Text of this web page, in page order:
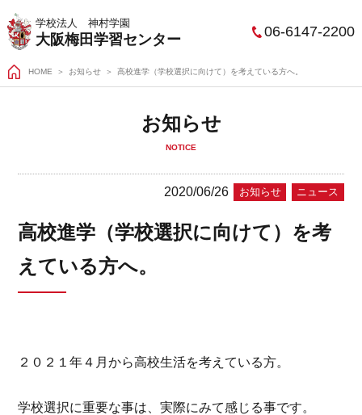
学校法人 神村学園
大阪梅田学習センター 06-6147-2200
HOME ＞ お知らせ 高校進学（学校選択に向けて）を考えている方へ。
お知らせ
NOTICE
2020/06/26 お知らせ ニュース
高校進学（学校選択に向けて）を考
えている方へ。
２０２１年４月から高校生活を考えている方。
学校選択に重要な事は、実際にみて感じる事です。